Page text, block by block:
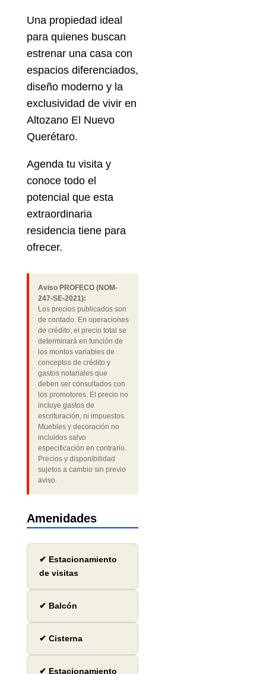
Una propiedad ideal
para quienes buscan
estrenar una casa con
espacios diferenciados,
diseño moderno y la
exclusividad de vivir en
Altozano El Nuevo
Querétaro.
Agenda tu visita y
conoce todo el
potencial que esta
extraordinaria
residencia tiene para
ofrecer.
Aviso PROFECO (NOM-
247-SE-2021):
Los precios publicados son
de contado. En operaciones
de crédito, el precio total se
determinará en función de
los montos variables de
conceptos de crédito y
gastos notariales que
deben ser consultados con
los promotores. El precio no
incluye gastos de
escrituración, ni impuestos.
Muebles y decoración no
incluidos salvo
especificación en contrario.
Precios y disponibilidad
sujetos a cambio sin previo
aviso.
Amenidades
✔ Estacionamiento
de visitas
✔ Balcón
✔ Cisterna
✔ Estacionamiento